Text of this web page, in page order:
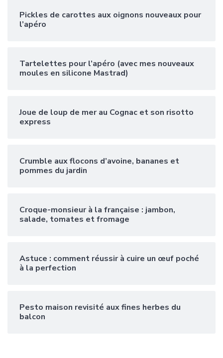
Pickles de carottes aux oignons nouveaux pour
l’apéro
Tartelettes pour l’apéro (avec mes nouveaux
moules en silicone Mastrad)
Joue de loup de mer au Cognac et son risotto
express
Crumble aux flocons d’avoine, bananes et
pommes du jardin
Croque-monsieur à la française : jambon,
salade, tomates et fromage
Astuce : comment réussir à cuire un œuf poché
à la perfection
Pesto maison revisité aux fines herbes du
balcon